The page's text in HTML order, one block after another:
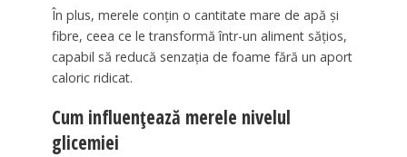
În plus, merele conțin o cantitate mare de apă și
fibre, ceea ce le transformă într-un aliment sățios,
capabil să reducă senzația de foame fără un aport
caloric ridicat.
Cum influențează merele nivelul
glicemiei